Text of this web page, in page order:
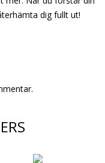
dig fullt ut!